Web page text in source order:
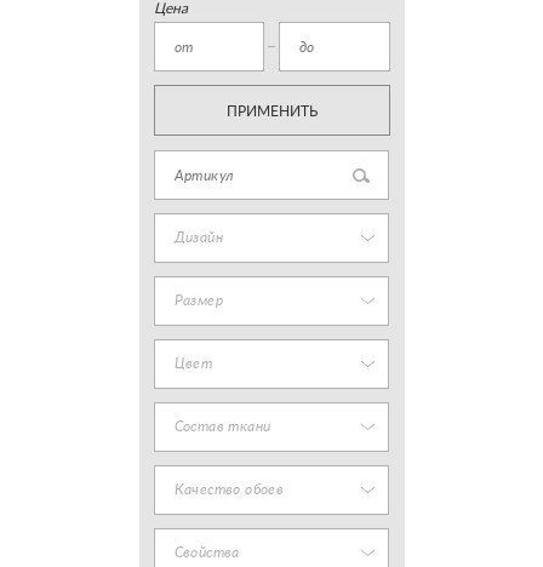
Цена
ПРИМЕНИТЬ
Дизайн
Размер
Цвет
Состав ткани
Качество обоев
Свойства